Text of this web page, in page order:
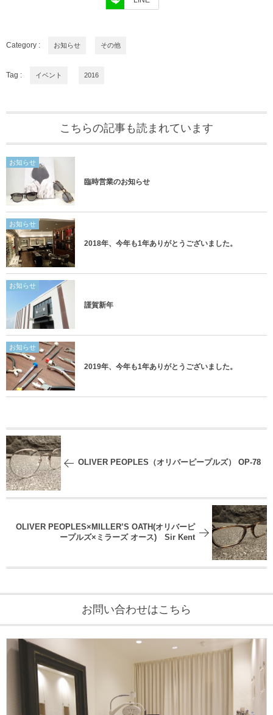
Category : お知らせ その他
Tag : イベント 2016
こちらの記事も読まれています
お知らせ
臨時営業のお知らせ
お知らせ
2018年、今年も1年ありがとうございました。
お知らせ
謹賀新年
お知らせ
2019年、今年も1年ありがとうございました。
OLIVER PEOPLES（オリバーピープルズ） OP-78
OLIVER PEOPLES×MILLER’S OATH(オリバーピ
ープルズ×ミラーズ オース) Sir Kent
お問い合わせはこちら